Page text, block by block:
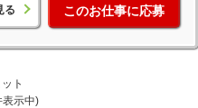
る このお仕事に応募
ト
示中)